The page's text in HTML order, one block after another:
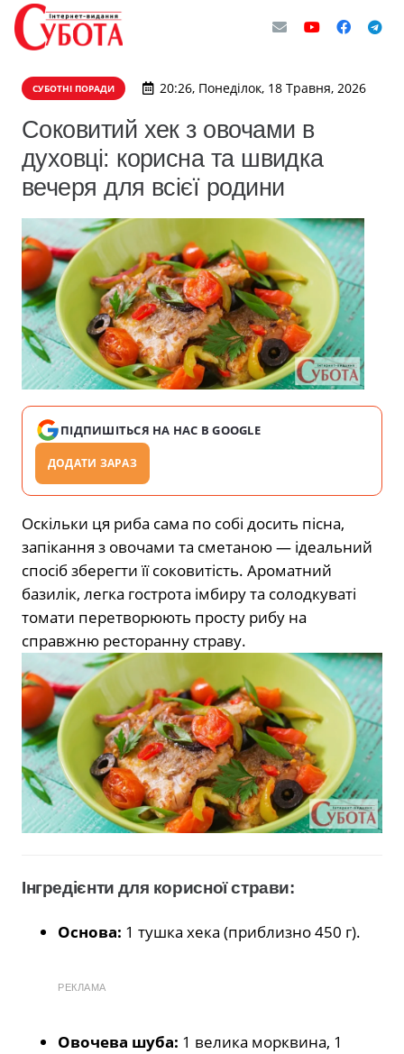
СУБОТНІ ПОРАДИ 20:26, Понеділок, 18 Травня, 2026
Соковитий хек з овочами в
духовці: корисна та швидка
вечеря для всієї родини
ПІДПИШІТЬСЯ НА НАС В GOOGLE
ДОДАТИ ЗАРАЗ
Оскільки ця риба сама по собі досить пісна,
запікання з овочами та сметаною — ідеальний
спосіб зберегти її соковитість. Ароматний
базилік, легка гострота імбиру та солодкуваті
томати перетворюють просту рибу на
справжню ресторанну страву.
Інгредієнти для корисної страви:
Основа: 1 тушка хека (приблизно 450 г).
РЕКЛАМА
Овочева шуба: 1 велика морквина, 1